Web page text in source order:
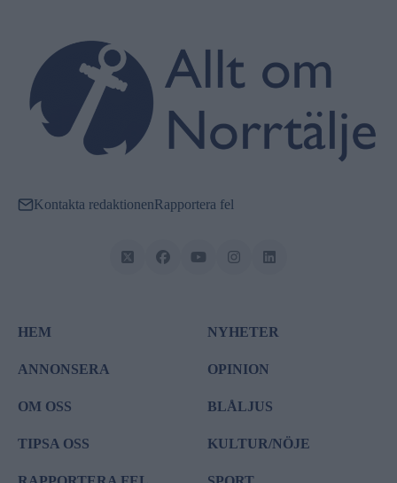
Kontakta redaktionenRapportera fel
HEM
ANNONSERA
OM OSS
TIPSA OSS
NYHETER
OPINION
BLÅLJUS
KULTUR/NÖJE